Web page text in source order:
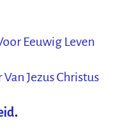
Eeuwig Leven
Jezus Christus
.